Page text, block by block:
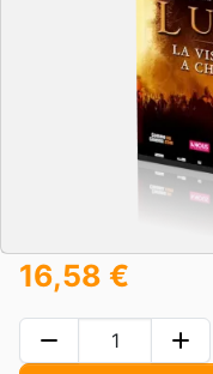
16,58 €
remove add